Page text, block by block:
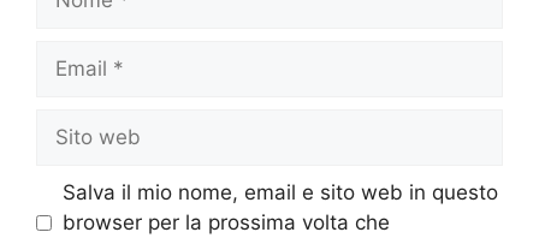
Email
Sito
web
Salva il mio nome, email e sito web in questo
browser per la prossima volta che